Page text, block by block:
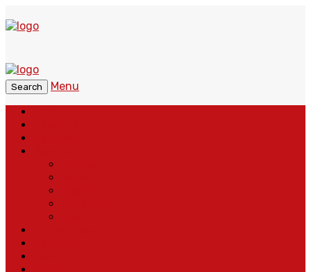
Search
Menu